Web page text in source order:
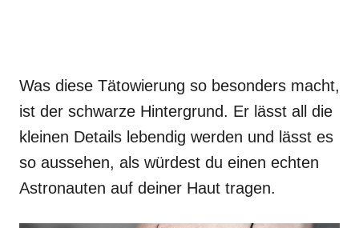
Was diese Tätowierung so besonders macht,
ist der schwarze Hintergrund. Er lässt all die
kleinen Details lebendig werden und lässt es
so aussehen, als würdest du einen echten
Astronauten auf deiner Haut tragen.